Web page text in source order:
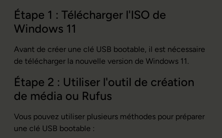
Étape 1 : Télécharger l'ISO de
Windows 11
Avant de créer une clé USB bootable, il est nécessaire
de télécharger la nouvelle version de Windows 11.
Étape 2 : Utiliser l'outil de création
de média ou Rufus
Vous pouvez utiliser plusieurs méthodes pour préparer
une clé USB bootable :